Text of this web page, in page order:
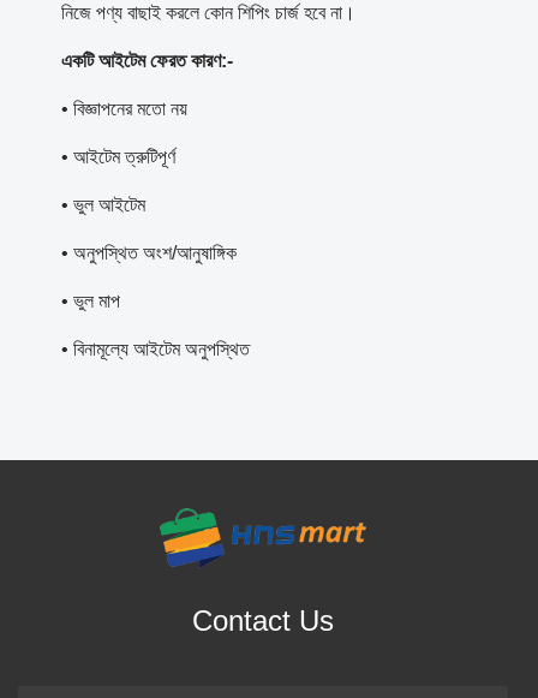
নিজে পণ্য বাছাই করলে কোন শিপিং চার্জ হবে না।
একটি আইটেম ফেরত কারণ:-
• বিজ্ঞাপনের মতো নয়
• আইটেম ত্রুটিপূর্ণ
• ভুল আইটেম
• অনুপস্থিত অংশ/আনুষাঙ্গিক
• ভুল মাপ
• বিনামূল্যে আইটেম অনুপস্থিত
Contact Us